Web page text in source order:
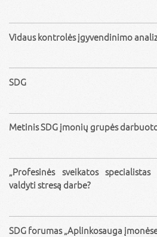
Vidaus kontrolės įgyvendinimo
SDG
Metinis SDG įmonių grupės
„Profesinės sveikatos
valdyti stresą darbe?
SDG forumas „Aplinkosauga